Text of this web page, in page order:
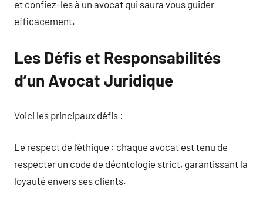
et confiez-les à un avocat qui saura vous guider
efficacement.
Les Défis et Responsabilités
d’un Avocat Juridique
Voici les principaux défis :
Le respect de l’éthique : chaque avocat est tenu de
respecter un code de déontologie strict, garantissant la
loyauté envers ses clients.